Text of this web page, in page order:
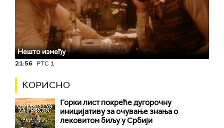
Нешто између
21:56 РТС 1
КОРИСНО
Горки лист покреће дугорочну
иницијативу за очување знања о
лековитом биљу у Србији